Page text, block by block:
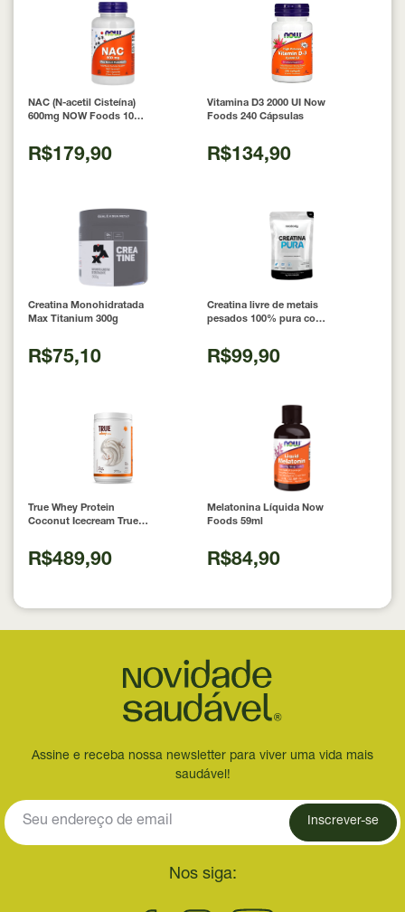
NAC (N-acetil Cisteína)
600mg NOW Foods 100
R$179,90
Vitamina D3 2000 UI Now
Foods 240 Cápsulas
R$134,90
Creatina Monohidratada
Max Titanium 300g
R$75,10
Creatina livre de metais
pesados 100% pura com
Nutrition
R$99,90
True Whey Protein
Coconut Icecream True
R$489,90
Melatonina Líquida Now
Foods 59ml
R$84,90
Assine e receba nossa newsletter para viver uma vida mais
saudável!
Inscrever-se
Nos siga: